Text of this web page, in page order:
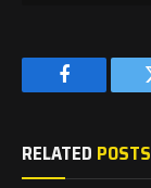
Facebook
RELATED POSTS